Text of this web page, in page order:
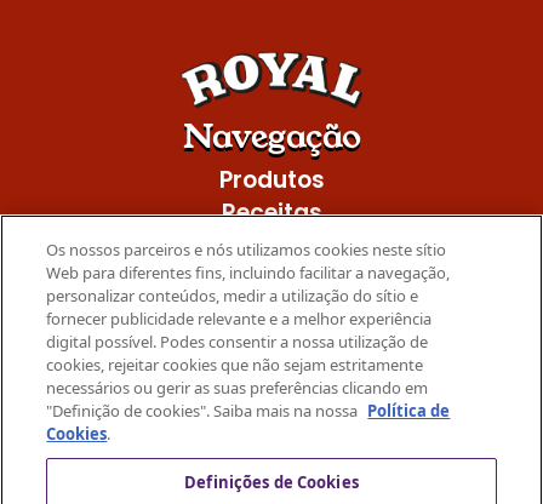
Navegação
Produtos
Receitas
Promo
Mondelez International
Privacidade
Cookies
Termos
Para mais inspiração
Os nossos parceiros e nós utilizamos cookies neste sítio
Web para diferentes fins, incluindo facilitar a navegação,
personalizar conteúdos, medir a utilização do sítio e
fornecer publicidade relevante e a melhor experiência
digital possível. Podes consentir a nossa utilização de
cookies, rejeitar cookies que não sejam estritamente
necessários ou gerir as suas preferências clicando em
"Definição de cookies". Saiba mais na nossa Política de
Cookies.
Definições de Cookies